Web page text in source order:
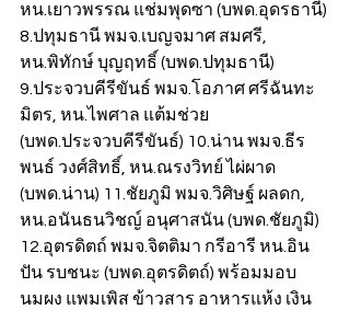
หน.เยาวพรรณ แช่มพุดซา (บพด.อุดรธานี)
8.ปทุมธานี พมจ.เบญจมาศ สมศรี,
หน.พิทักษ์ บุญฤทธิ์ (บพด.ปทุมธานี)
9.ประจวบคีรีขันธ์ พมจ.โอภาศ ศรีฉันทะ
มิตร, หน.ไพศาล แต้มช่วย
(บพด.ประจวบคีรีขันธ์) 10.น่าน พมจ.ธีร
พนธ์ วงศ์สิทธิ์, หน.ณรงวิทย์ ไผ่ผาด
(บพด.น่าน) 11.ชัยภูมิ พมจ.วิศิษฐ์ ผลดก,
หน.อนันธนวิชญ์ อนุศาสนัน (บพด.ชัยภูมิ)
12.อุตรดิตถ์ พมจ.จิตติมา กรีอารี หน.อิน
ปัน รบชนะ (บพด.อุตรดิตถ์) พร้อมมอบ
นมผง แพมเพิส ข้าวสาร อาหารแห้ง เงิน